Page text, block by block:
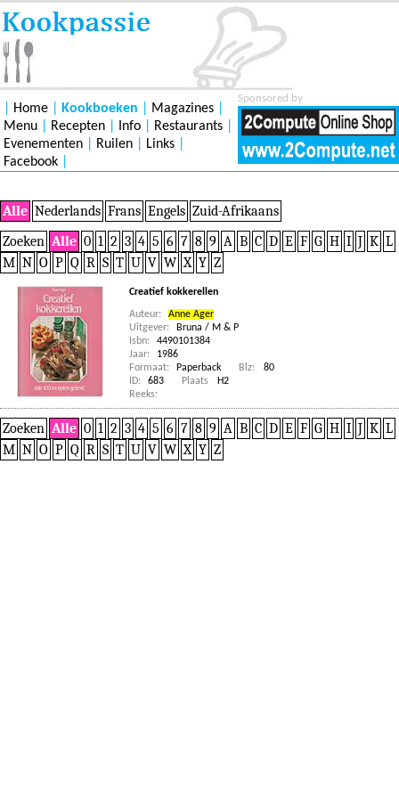
Sponsored by
Home Kookboeken Magazines
Menu
Recepten Info Restaurants
Evenementen
Ruilen Links
Facebook
Alle Nederlands Frans Engels Zuid-Afrikaans
Zoeken Alle 0 1 2 3 4 5 6 7 8 9 A B C D E F G H I J K L
M N O P Q R S T U V W X Y Z
Creatief kokkerellen
Auteur:
Anne Ager
Uitgever:
Bruna / M & P
Isbn:
4490101384
Jaar:
1986
Formaat:
Paperback Blz:
80
ID:
683 Plaats
H2
Reeks:
Zoeken Alle 0 1 2 3 4 5 6 7 8 9 A B C D E F G H I J K L
M N O P Q R S T U V W X Y Z